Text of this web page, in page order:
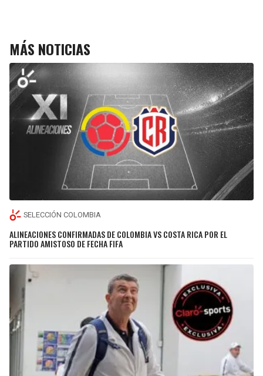
MÁS NOTICIAS
SELECCIÓN COLOMBIA
ALINEACIONES CONFIRMADAS DE COLOMBIA VS COSTA RICA POR EL
PARTIDO AMISTOSO DE FECHA FIFA